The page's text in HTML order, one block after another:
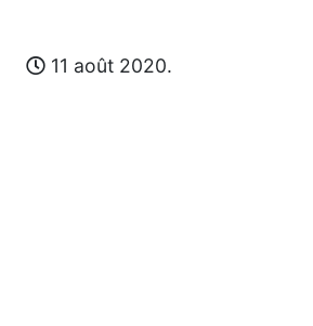
11 août 2020.